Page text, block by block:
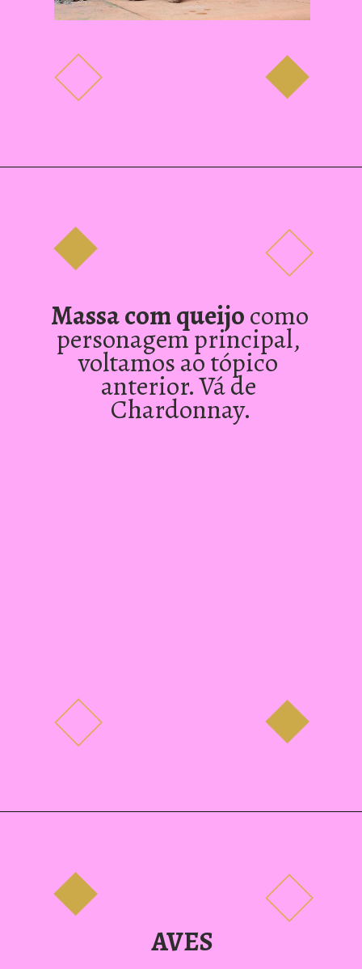
Massa com queijo como
personagem principal,
voltamos ao tópico
anterior. Vá de
Chardonnay.
AVES